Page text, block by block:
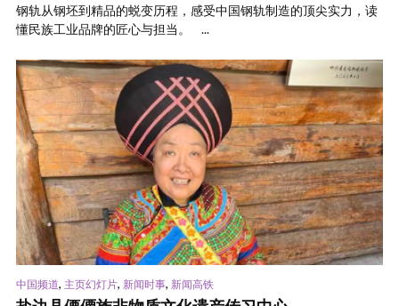
钢轨从钢坯到精品的蜕变历程，感受中国钢轨制造的顶尖实力，读
懂民族工业品牌的匠心与担当。 ...
中国频道, 主页幻灯片, 新闻时事, 新闻高铁